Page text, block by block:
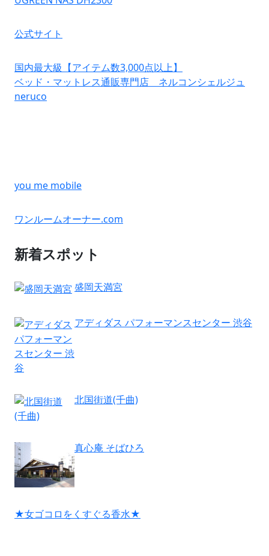
公式サイト
国内最大級【アイテム数3,000点以上】
ベッド・マットレス通販専門店 ネルコンシェルジュ
neruco
you me mobile
ワンルームオーナー.com
新着スポット
盛岡天満宮
アディダス パフォーマンスセンター 渋谷
北国街道(千曲)
真心庵 そばひろ
★女ゴコロをくすぐる香水★